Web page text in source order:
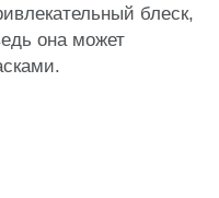
блеск,
она может